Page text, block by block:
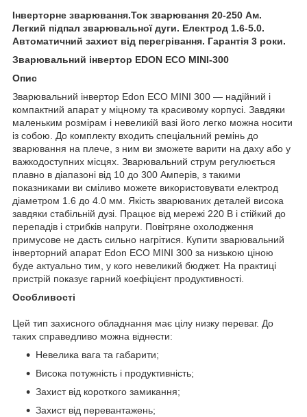
Інверторне зварювання.Ток зварювання 20-250 Ам.
Легкий підпал зварювальної дуги. Електрод 1.6-5.0.
Автоматичний захист від перегрівання. Гарантія 3 роки.
Зварювальний інвертор EDON ECO MINI-300
Опис
Зварювальний інвертор Edon ECO MINI 300 — надійний і
компактний апарат у міцному та красивому корпусі. Завдяки
маленьким розмірам і невеликій вазі його легко можна носити
із собою. До комплекту входить спеціальний ремінь до
зварювання на плече, з ним ви зможете варити на даху або у
важкодоступних місцях. Зварювальний струм регулюється
плавно в діапазоні від 10 до 300 Амперів, з такими
показниками ви сміливо можете використовувати електрод
діаметром 1.6 до 4.0 мм. Якість зварюваних деталей висока
завдяки стабільній дузі. Працює від мережі 220 В і стійкий до
перепадів і стрибків напруги. Повітряне охолодження
примусове не дасть сильно нагрітися. Купити зварювальний
інверторний апарат Edon ECO MINI 300 за низькою ціною
буде актуально тим, у кого невеликий бюджет. На практиці
пристрій показує гарний коефіцієнт продуктивності.
Особливості
Цей тип захисного обладнання має цілу низку переваг. До
таких справедливо можна віднести:
Невелика вага та габарити;
Висока потужність і продуктивність;
Захист від короткого замикання;
Захист від перевантажень;